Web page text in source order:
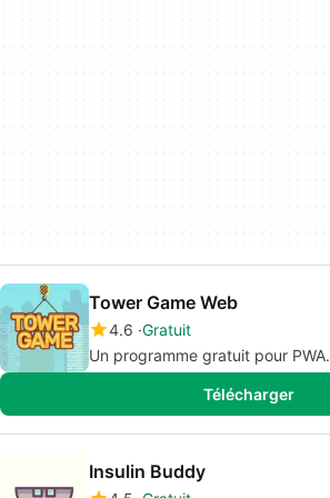
Tower Game Web
4.6 Gratuit
Un programme gratuit pour PWA.
Télécharger
Insulin Buddy